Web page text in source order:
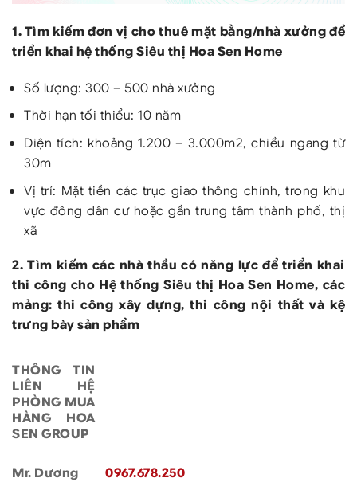
1. Tìm kiếm đơn vị cho thuê mặt bằng/nhà xưởng để
triển khai hệ thống Siêu thị Hoa Sen Home
Số lượng: 300 – 500 nhà xưởng
Thời hạn tối thiểu: 10 năm
Diện tích: khoảng 1.200 – 3.000m2, chiều ngang từ
30m
Vị trí: Mặt tiền các trục giao thông chính, trong khu
vực đông dân cư hoặc gần trung tâm thành phố, thị
xã
2. Tìm kiếm các nhà thầu có năng lực để triển khai
thi công cho Hệ thống Siêu thị Hoa Sen Home, các
mảng: thi công xây dựng, thi công nội thất và kệ
trưng bày sản phẩm
THÔNG TIN
LIÊN HỆ
PHÒNG MUA
HÀNG HOA
SEN GROUP
Mr. Dương 0967.678.250